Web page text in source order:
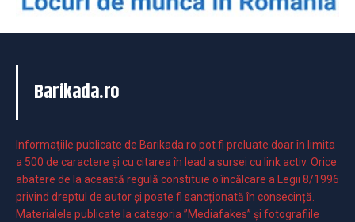
Barikada.ro
Informaţiile publicate de Barikada.ro pot fi preluate doar în limita
a 500 de caractere şi cu citarea în lead a sursei cu link activ. Orice
abatere de la această regulă constituie o încălcare a Legii 8/1996
privind dreptul de autor și poate fi sancționată în consecință.
Materialele publicate la categoria ”Mediafakes” și fotografiile